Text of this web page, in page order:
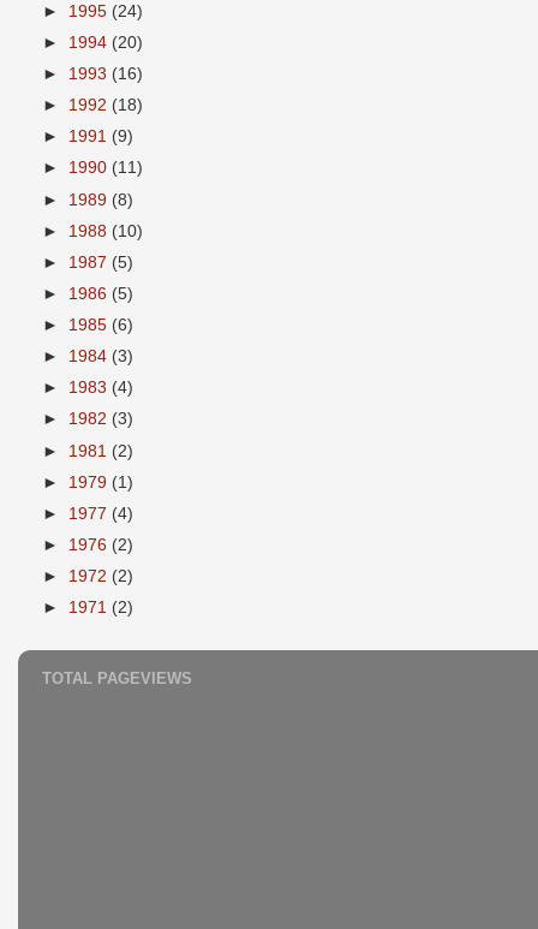
► 1995 (24)
► 1994 (20)
► 1993 (16)
► 1992 (18)
► 1991 (9)
► 1990 (11)
► 1989 (8)
► 1988 (10)
► 1987 (5)
► 1986 (5)
► 1985 (6)
► 1984 (3)
► 1983 (4)
► 1982 (3)
► 1981 (2)
► 1979 (1)
► 1977 (4)
► 1976 (2)
► 1972 (2)
► 1971 (2)
TOTAL PAGEVIEWS